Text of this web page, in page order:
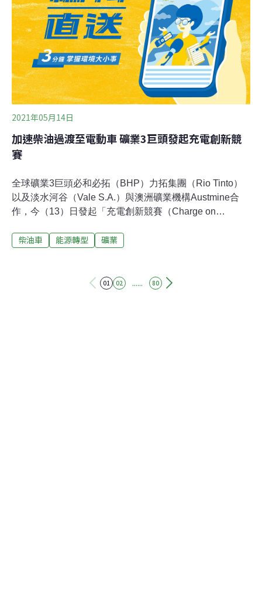
力支持。反對露天禁採的業者表示，菲律賓豐富的銅礦與
金礦只能透過露天礦場開採取得，此舉無異迫使他們相關
業務喊卡。經過四年，菲律賓政府現在打算重啟新的露天
採礦計畫、吸引投資，以振興備受疫
2021年05月14日
加速柴油過渡至電動車 礦業3巨頭發起充電創新競
賽
全球礦業3巨頭必和必拓（BHP）力拓集團（Rio Tinto）
以及淡水河谷（Vale S.A.）與澳洲礦業機構Austmine合
作，今（13）日發起「充電創新競賽（Charge on
電動車，減少溫室氣體排放。《路透》報導，柴油是造成
題，由於充電需要花費大量靜止的時間，將影響生產率。
柴油車 能源轉型 礦業
01 02 ...... 80